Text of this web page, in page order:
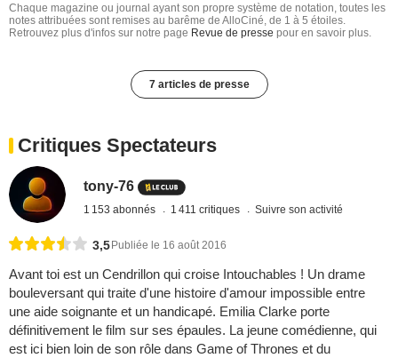
Chaque magazine ou journal ayant son propre système de notation, toutes les
notes attribuées sont remises au barême de AlloCiné, de 1 à 5 étoiles.
Retrouvez plus d'infos sur notre page Revue de presse pour en savoir plus.
7 articles de presse
Critiques Spectateurs
tony-76
1 153 abonnés 1 411 critiques Suivre son activité
3,5 Publiée le 16 août 2016
Avant toi est un Cendrillon qui croise Intouchables ! Un drame
bouleversant qui traite d'une histoire d'amour impossible entre
une aide soignante et un handicapé. Emilia Clarke porte
définitivement le film sur ses épaules. La jeune comédienne, qui
est ici bien loin de son rôle dans Game of Thrones et du